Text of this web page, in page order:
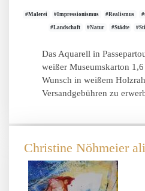
#Malerei #Impressionismus #Realismus
#Landschaft #Natur #Städte
Das Aquarell in
weißer Museumskarton
Wunsch in weißem
Versandgebühren zu
Christine Nöhmeier